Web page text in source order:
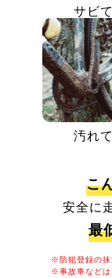
サビ
汚れ
こ
安全に
最
※防犯登録の抹
※事故車などは